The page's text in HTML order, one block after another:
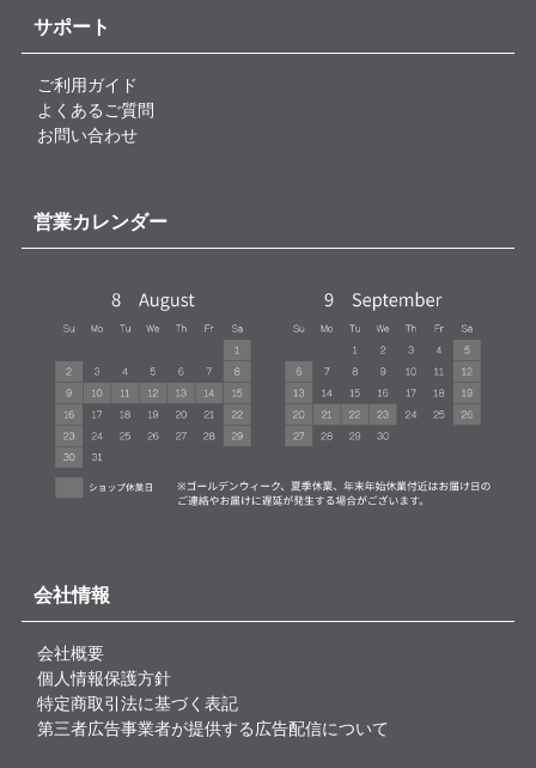
サポート
ご利用ガイド
よくあるご質問
お問い合わせ
営業カレンダー
会社情報
会社概要
個人情報保護方針
特定商取引法に基づく表記
第三者広告事業者が提供する広告配信について